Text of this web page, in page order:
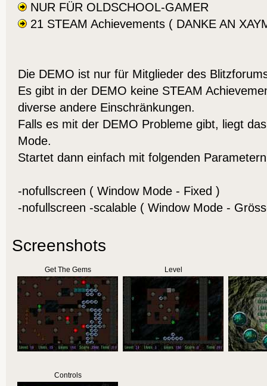
NUR FÜR OLDSCHOOL-GAMER
21 STEAM Achievements ( DANKE AN
Die DEMO ist nur für Mitglieder des
Es gibt in der DEMO keine STEAM
diverse andere Einschränkungen.
Falls es mit der DEMO Probleme gibt, liegt
Mode.
Startet dann einfach mit folgenden
-nofullscreen ( Window Mode - Fixed )
-nofullscreen -scalable ( Window Mode -
Screenshots
Get The Gems Level
Controls